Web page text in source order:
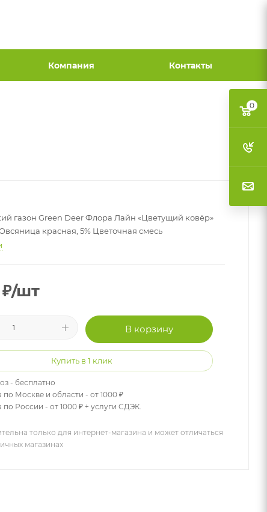
Компания Контакты
газон Green Deer Флора Лайн «Цветущий ковёр»
красная, 5% Цветочная смесь
₽/шт
В корзину
Купить в 1 клик
- бесплатно
по Москве и области - от 1000 ₽
по России - от 1000 ₽ + услуги СДЭК.
только для интернет-магазина и может отличаться
магазинах
0